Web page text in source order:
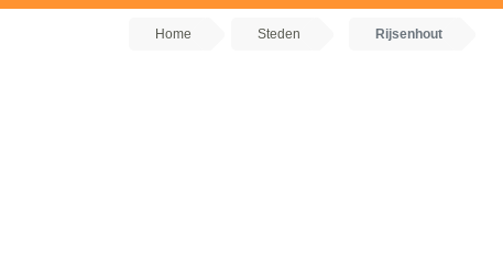
Home Steden Rijsenhout